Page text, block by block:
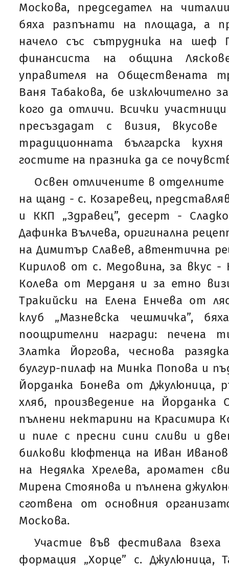
Москова, председател на
бяха разпънати на площада, а
начело със сътрудника на шеф
финансиста на община
управителя на Обществената
Ваня Табакова, бе изключително
кого да отличи. Всички
пресъздадат с визия,
традиционната българска
гостите на празника да се
Освен отличените в отделните
на щанд - с. Козаревец,
и ККП „Здравец”, десерт -
Дафинка Вълчева, оригинална
на Димитър Славев, автентична
Кирилов от с. Медовина, за вкус -
Колева от Мерданя и за етно
Тракийски на Елена Енчева от
клуб „Мазневска чешмичка”,
поощрителни награди: печена
Златка Йоргова, чеснова
булгур-пилаф на Минка Попова и
Йорданка Бонева от Джулюница,
хляб, произведение на
пълнени нектарини на Красимира
и пиле с пресни сини сливи и
билкови кюфтенца на Иван
на Недялка Хрелева, ароматен
Мирена Стоянова и пълнена
сготвена от основния
Москова.
Участие във фестивала
формация „Хорце” с. Джулюница,